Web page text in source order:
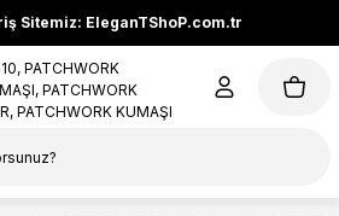
Sitemiz: EleganTShoP.com.tr